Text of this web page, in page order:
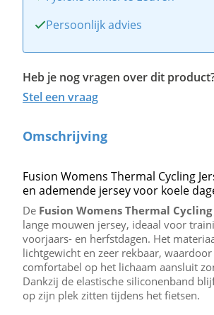
Persoonlijk advies
Heb je nog vragen over dit
Stel een vraag
Omschrijving
Fusion Womens Thermal Cycling
en ademende jersey voor koele
De Fusion Womens Thermal Cycling
lange mouwen jersey, ideaal voor
voorjaars- en herfstdagen. Het
lichtgewicht en zeer rekbaar,
comfortabel op het lichaam aansluit
Dankzij de elastische siliconenband
op zijn plek zitten tijdens het fietsen.